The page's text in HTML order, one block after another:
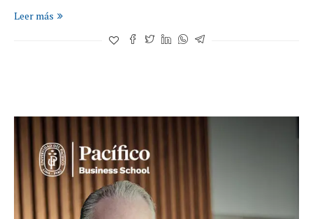
Leer más